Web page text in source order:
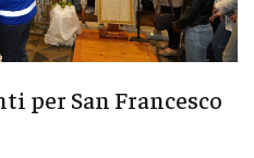
per San Francesco